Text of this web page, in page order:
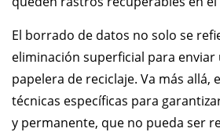
El borrado de datos no solo se
eliminación superficial para enviar
papelera de reciclaje. Va más allá,
técnicas específicas para
y permanente, que no pueda ser